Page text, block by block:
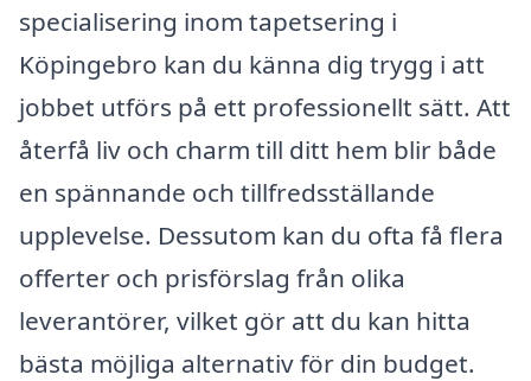
specialisering inom tapetsering i
Köpingebro kan du känna dig trygg i att
jobbet utförs på ett professionellt sätt. Att
återfå liv och charm till ditt hem blir både
en spännande och tillfredsställande
upplevelse. Dessutom kan du ofta få flera
offerter och prisförslag från olika
leverantörer, vilket gör att du kan hitta
bästa möjliga alternativ för din budget.